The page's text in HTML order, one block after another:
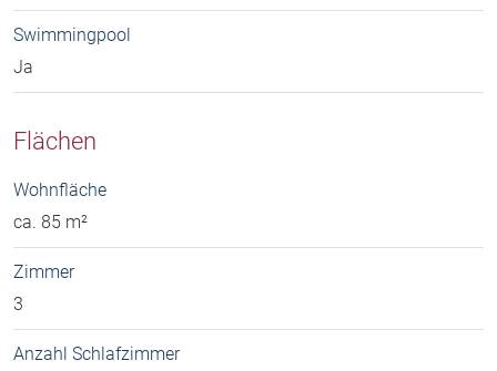
Swimmingpool
Ja
Flächen
Wohnfläche
ca. 85 m²
Zimmer
3
Anzahl Schlafzimmer